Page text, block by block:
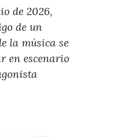
subtropicales
de 2026,
de un
la música se
en escenario